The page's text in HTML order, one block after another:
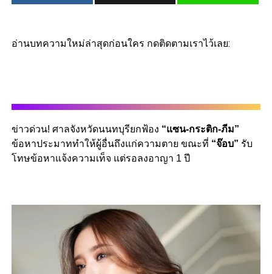
อ่านบทความใหม่ล่าสุดก่อนใคร กดติดตามเราไว้เลย:
ข่าวด่วน! ศาลจังหวัดนนทบุรียกฟ้อง “แซน-กระติก-ภีม”
ข้อหาประมาททำให้ผู้อื่นถึงแก่ความตาย ขณะที่ “จ๊อบ” รับ
โทษข้อหาแจ้งความเท็จ แต่รอลงอาญา 1 ปี